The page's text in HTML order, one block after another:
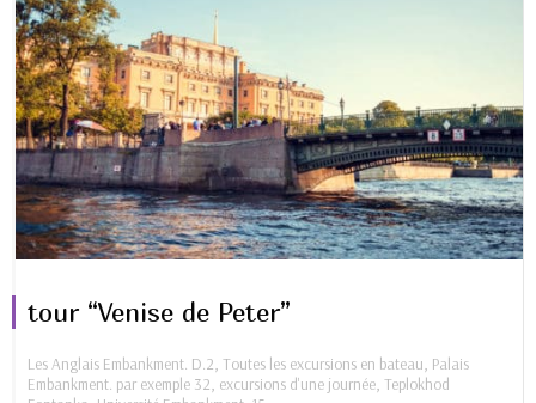
tour “Venise de Peter”
Les Anglais Embankment. D.2 Toutes les excursions en bateau Palais
Embankment. par exemple 32 excursions d'une journée Teplokhod